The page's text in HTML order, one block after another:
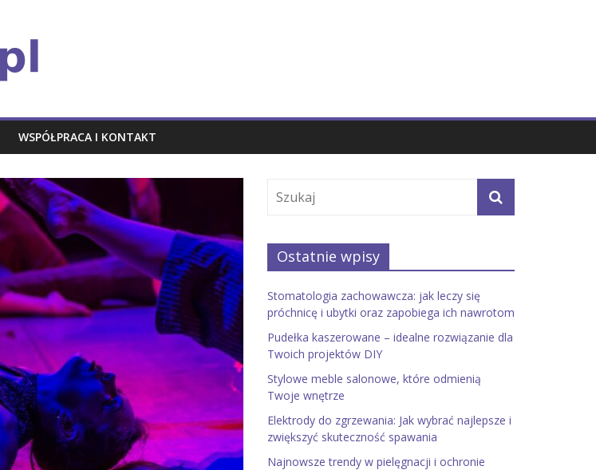
WSPÓŁPRACA I KONTAKT
Ostatnie wpisy
Stomatologia zachowawcza: jak leczy się
próchnicę i ubytki oraz zapobiega ich nawrotom
Pudełka kaszerowane – idealne rozwiązanie dla
Twoich projektów DIY
Stylowe meble salonowe, które odmienią
Twoje wnętrze
Elektrody do zgrzewania: Jak wybrać najlepsze i
zwiększyć skuteczność spawania
Najnowsze trendy w pielęgnacji i ochronie